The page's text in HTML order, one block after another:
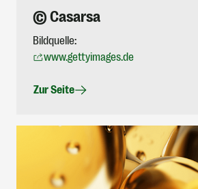
© Casarsa
Bildquelle:
www.gettyimages.de
Zur Seite